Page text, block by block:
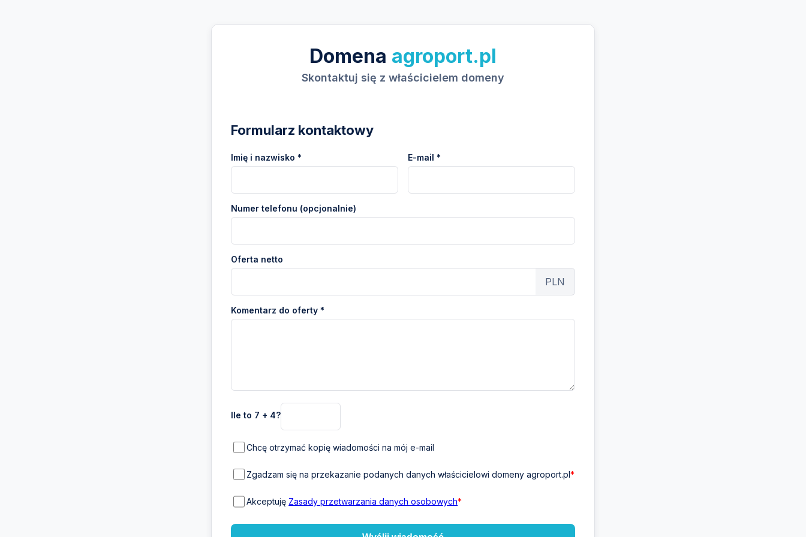
Domena agroport.pl
Skontaktuj się z właścicielem domeny
Formularz kontaktowy
Imię i nazwisko * E-mail *
Numer telefonu (opcjonalnie)
Oferta netto
PLN
Komentarz do oferty *
Ile to 7 + 4?
Chcę otrzymać kopię wiadomości na mój e-mail
Zgadzam się na przekazanie podanych danych właścicielowi domeny agroport.pl*
Akceptuję Zasady przetwarzania danych osobowych*